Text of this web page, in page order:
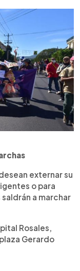
externar su
o para
a marchar
Rosales,
Gerardo